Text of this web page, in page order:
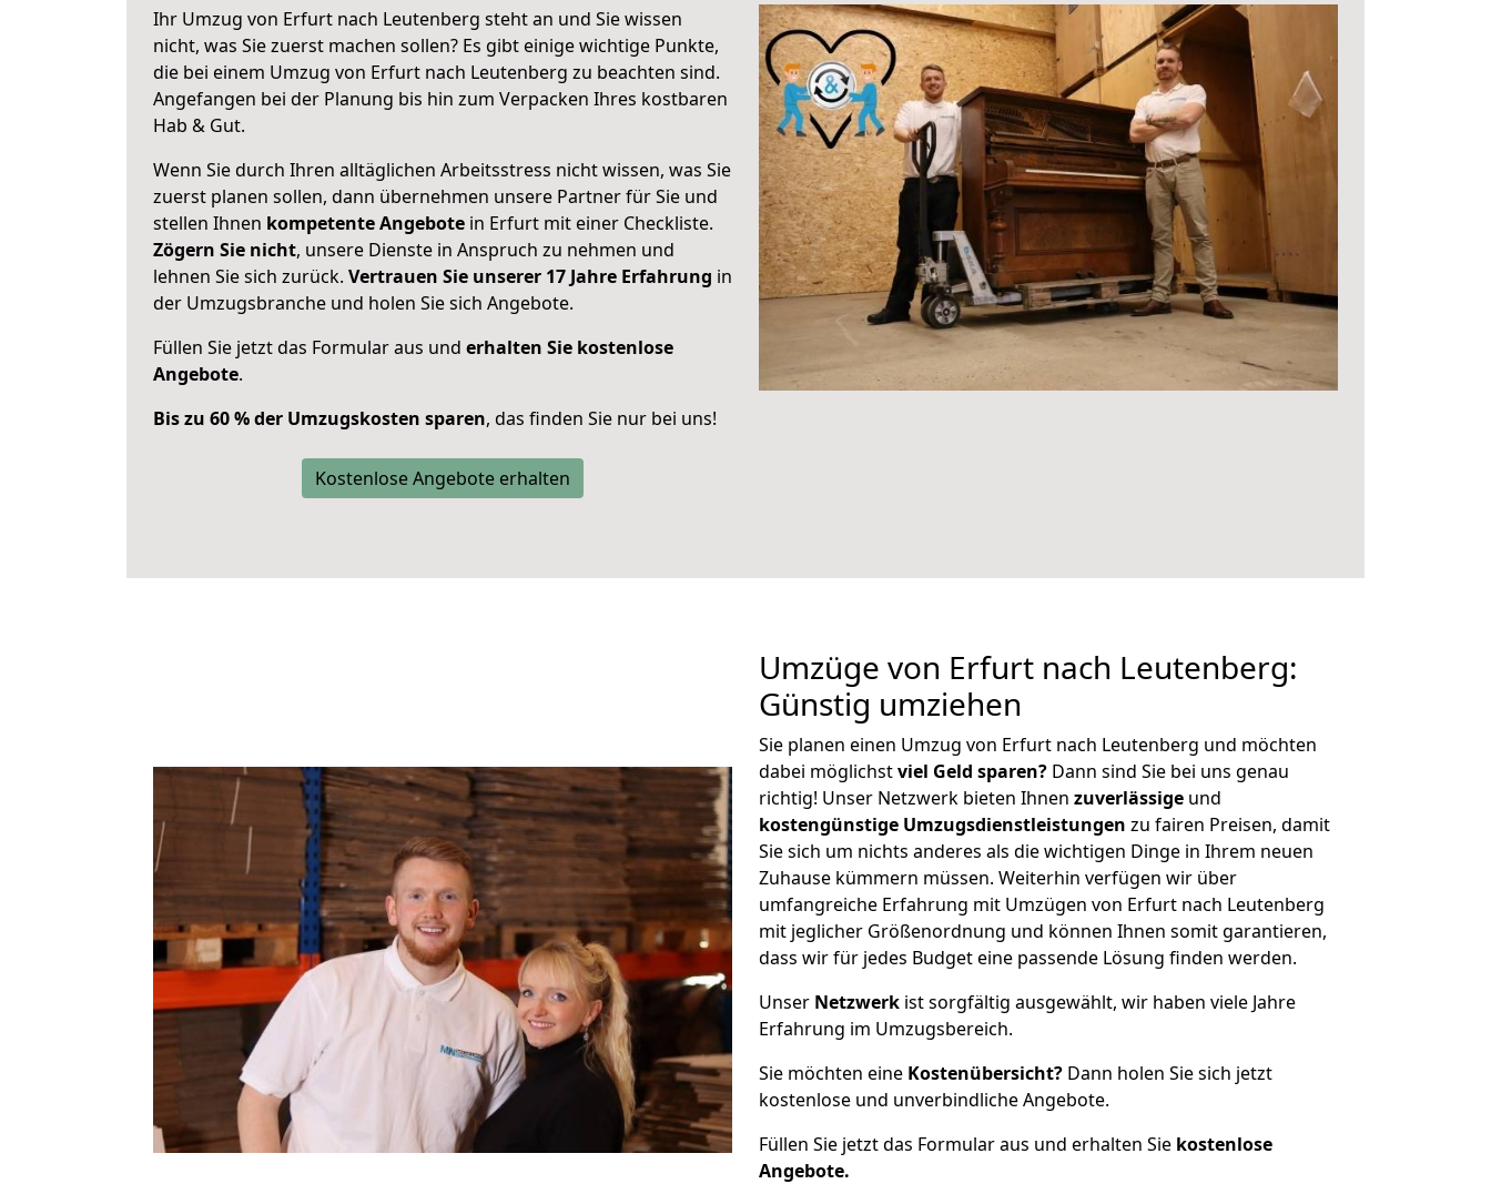
Ihr Umzug von Erfurt nach Leutenberg steht an und Sie wissen
nicht, was Sie zuerst machen sollen? Es gibt einige wichtige Punkte,
die bei einem Umzug von Erfurt nach Leutenberg zu beachten sind.
Angefangen bei der Planung bis hin zum Verpacken Ihres kostbaren
Hab & Gut.
Wenn Sie durch Ihren alltäglichen Arbeitsstress nicht wissen, was Sie
zuerst planen sollen, dann übernehmen unsere Partner für Sie und
stellen Ihnen kompetente Angebote in Erfurt mit einer Checkliste.
Zögern Sie nicht, unsere Dienste in Anspruch zu nehmen und
lehnen Sie sich zurück. Vertrauen Sie unserer 17 Jahre Erfahrung in
der Umzugsbranche und holen Sie sich Angebote.
Füllen Sie jetzt das Formular aus und erhalten Sie kostenlose
Angebote.
Bis zu 60 % der Umzugskosten sparen, das finden Sie nur bei uns!
Kostenlose Angebote erhalten
Umzüge von Erfurt nach Leutenberg:
Günstig umziehen
Sie planen einen Umzug von Erfurt nach Leutenberg und möchten
dabei möglichstviel Geld sparen? Dann sind Sie bei uns genau
richtig! Unser Netzwerk bieten Ihnen zuverlässige und
kostengünstige Umzugsdienstleistungen zu fairen Preisen, damit
Sie sich um nichts anderes als die wichtigen Dinge in Ihrem neuen
Zuhause kümmern müssen. Weiterhin verfügen wir über
umfangreiche Erfahrung mit Umzügen von Erfurt nach Leutenberg
mit jeglicher Größenordnung und können Ihnen somit garantieren,
dass wir für jedes Budget eine passende Lösung finden werden.
Unser Netzwerk ist sorgfältig ausgewählt, wir haben viele Jahre
Erfahrung im Umzugsbereich.
Sie möchten eine Kostenübersicht? Dann holen Sie sich jetzt
kostenlose und unverbindliche Angebote.
Füllen Sie jetzt das Formular aus und erhalten Sie kostenlose
Angebote.